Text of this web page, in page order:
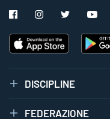
DISCIPLINE
FEDERAZIONE